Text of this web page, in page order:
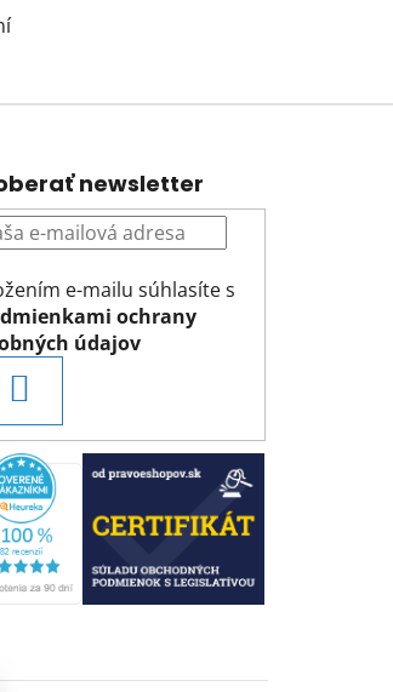
newsletter
e-mailu súhlasíte s
ochrany
údajov
SA